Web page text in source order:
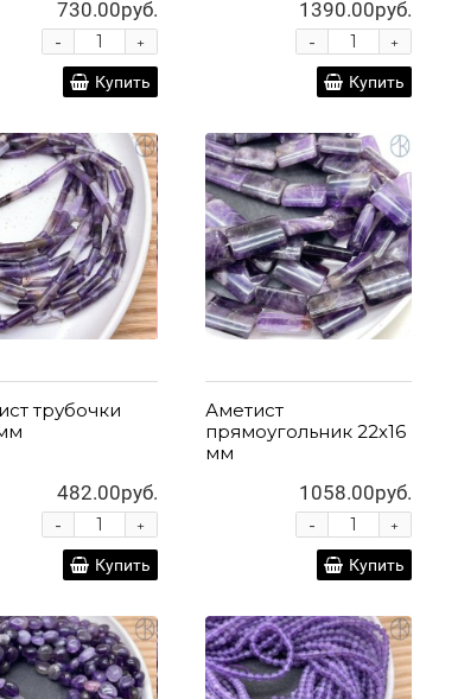
730.00руб.
+
-
Купить
1390.00руб.
+
-
Купить
трубочки
482.00руб.
+
-
Купить
Аметист
прямоугольник 22х16
мм
1058.00руб.
+
-
Купить